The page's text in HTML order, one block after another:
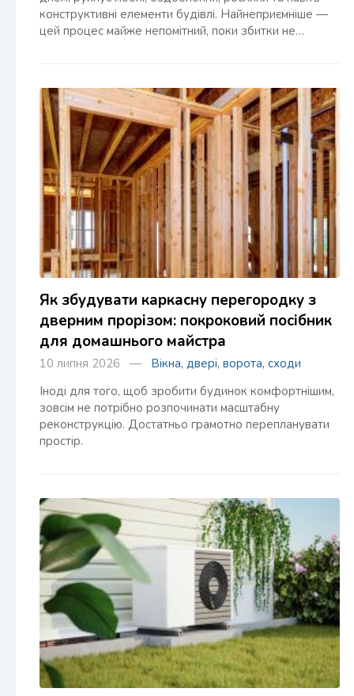
конструктивні елементи будівлі. Найнеприємніше —
цей процес майже непомітний, поки збитки не…
Як збудувати каркасну перегородку з
дверним прорізом: покроковий посібник
для домашнього майстра
10 липня 2026 — Вікна, двері, ворота, сходи
Іноді для того, щоб зробити будинок комфортнішим,
зовсім не потрібно розпочинати масштабну
реконструкцію. Достатньо грамотно перепланувати
простір.